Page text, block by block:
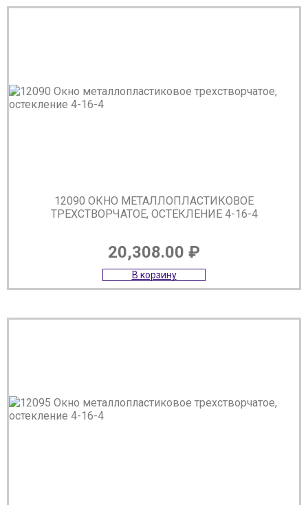
12090 ОКНО МЕТАЛЛОПЛАСТИКОВОЕ
ТРЕХСТВОРЧАТОЕ, ОСТЕКЛЕНИЕ 4-16-4
20,308.00 ₽
В корзину